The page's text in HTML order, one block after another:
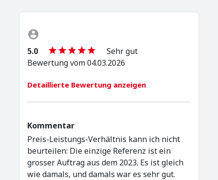
5.0
Sehr gut
Bewertung vom 04.03.2026
Detaillierte Bewertung anzeigen
Kommentar
Preis-Leistungs-Verhältnis kann ich nicht
beurteilen: Die einzige Referenz ist ein
grosser Auftrag aus dem 2023. Es ist gleich
wie damals, und damals war es sehr gut.